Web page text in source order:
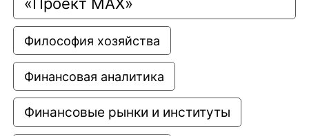
«Проект МАХ»
Философия хозяйства
Финансовая аналитика
Финансовые рынки и институты